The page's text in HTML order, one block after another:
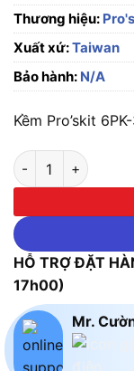
Thương hiệu:
Xuất xứ:Taiwan
Bảo hành: N/A
Kềm Pro’skit
Kềm Pro'skit 6PK-
HỖ TRỢ ĐẶT
17h00)
Mr.